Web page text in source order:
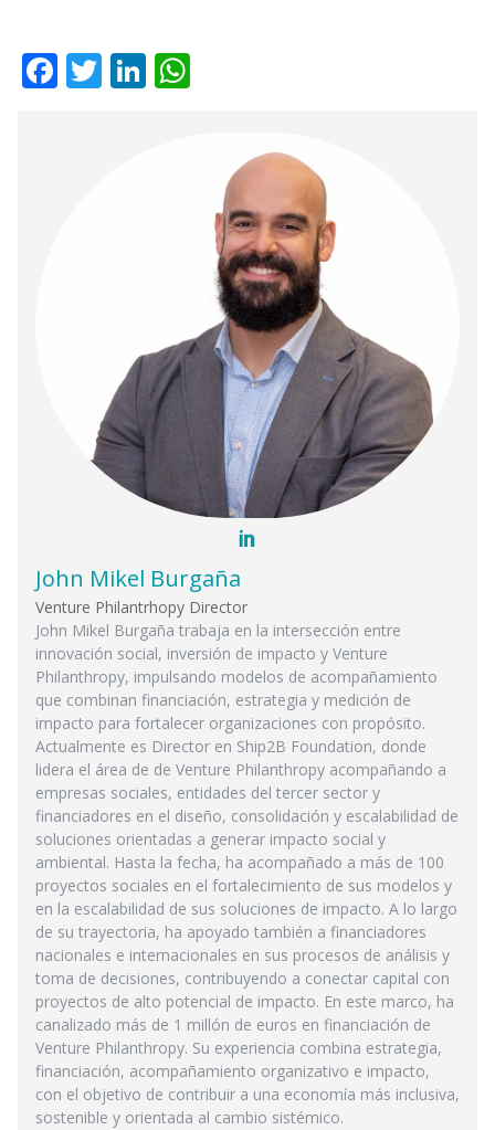
Facebook
TwitterLinkedIn
John Mikel Burgaña
Venture Philantrhopy Director
John Mikel Burgaña trabaja en la intersección entre
innovación social, inversión de impacto y Venture
Philanthropy, impulsando modelos de acompañamiento
que combinan financiación, estrategia y medición de
impacto para fortalecer organizaciones con propósito.
Actualmente es Director en Ship2B Foundation, donde
lidera el área de de Venture Philanthropy acompañando a
empresas sociales, entidades del tercer sector y
financiadores en el diseño, consolidación y escalabilidad de
soluciones orientadas a generar impacto social y
ambiental. Hasta la fecha, ha acompañado a más de 100
proyectos sociales en el fortalecimiento de sus modelos y
en la escalabilidad de sus soluciones de impacto. A lo largo
de su trayectoria, ha apoyado también a financiadores
nacionales e internacionales en sus procesos de análisis y
toma de decisiones, contribuyendo a conectar capital con
proyectos de alto potencial de impacto. En este marco, ha
canalizado más de 1 millón de euros en financiación de
Venture Philanthropy. Su experiencia combina estrategia,
financiación, acompañamiento organizativo e impacto,
con el objetivo de contribuir a una economía más inclusiva,
sostenible y orientada al cambio sistémico.